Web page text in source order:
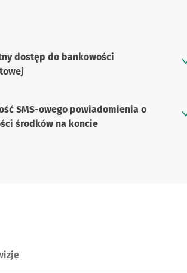
dostęp do bankowości
SMS-owego powiadomienia o
środków na koncie